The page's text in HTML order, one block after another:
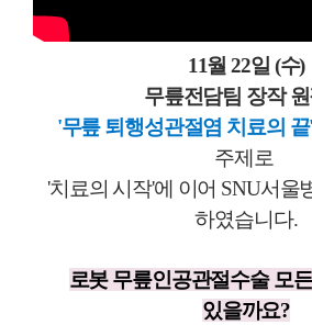
11월 22일 (수)
무릎전담팀 장작
'무릎 퇴행성관절염 치료의 끝'
주제로
'치료의 시작'에 이어 SNU서울
하였습니다.
로봇 무릎인공관절수술 모
있을까요?